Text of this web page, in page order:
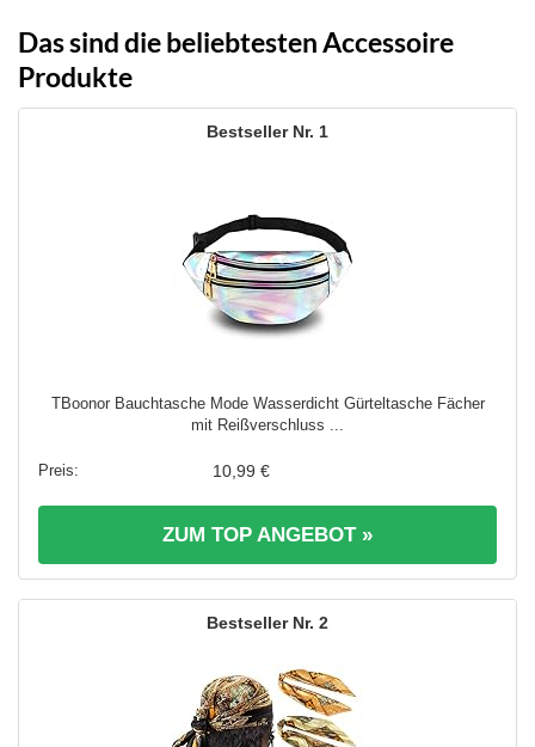
Das sind die beliebtesten Accessoire
Produkte
1
TBoonor Bauchtasche Mode Wasserdicht Gürteltasche Fächer
mit Reißverschluss ...
10,99 €
ZUM TOP ANGEBOT »
2